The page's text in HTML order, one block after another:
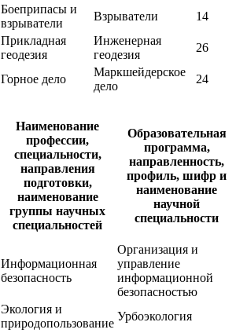
Боеприпасы и
взрыватели
Взрыватели 14
Прикладная
геодезия
Инженерная
геодезия
26
Горное дело
Маркшейдерское
дело
24
Наименование
профессии,
специальности,
направления
подготовки,
наименование
группы научных
специальностей
Образовательная
программа,
направленность,
профиль, шифр и
наименование
научной
специальности
Информационная
безопасность
Организация и
управление
информационной
безопасностью
Экология и
природопользование
Урбоэкология